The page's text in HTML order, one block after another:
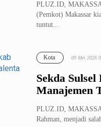
PLUZ.ID,
(Pemkot) Makassar
tuntut...
Sekda
Manajemen
Kota 09 Mei 2026
PLUZ.ID,
Rahman, menjadi